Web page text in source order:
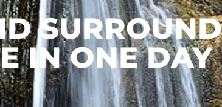
IN ONE DAY